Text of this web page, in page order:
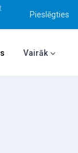
Pieslēgties
Vairāk